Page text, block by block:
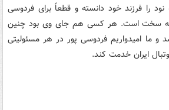
را فرزند خود دانسته و قطعاً برای فردوسی
سخت است. هر کسی هم جای وی بود چنین
ما امیدواریم فردوسی پور در هر مسئولیتی
ایران خدمت کند.